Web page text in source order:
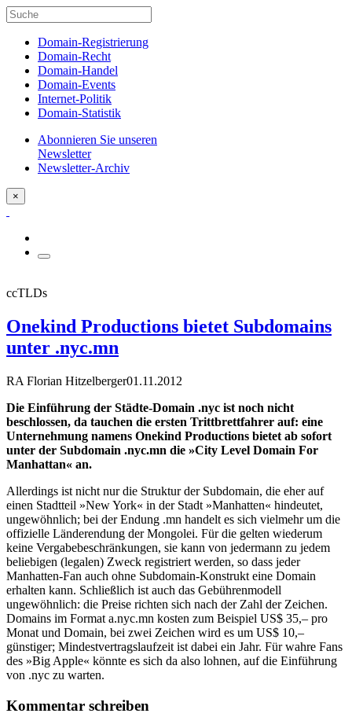
Domain-Registrierung
Domain-Recht
Domain-Handel
Domain-Events
Internet-Politik
Domain-Statistik
Abonnieren Sie unseren
Newsletter
Newsletter-Archiv
×
ccTLDs
Onekind Productions bietet Subdomains
unter .nyc.mn
RA Florian Hitzelberger01.11.2012
Die Einführung der Städte-Domain .nyc ist noch nicht
beschlossen, da tauchen die ersten Trittbrettfahrer auf: eine
Unternehmung namens Onekind Productions bietet ab sofort
unter der Subdomain .nyc.mn die »City Level Domain For
Manhattan« an.
Allerdings ist nicht nur die Struktur der Subdomain, die eher auf
einen Stadtteil »New York« in der Stadt »Manhatten« hindeutet,
ungewöhnlich; bei der Endung .mn handelt es sich vielmehr um die
offizielle Länderendung der Mongolei. Für die gelten wiederum
keine Vergabebeschränkungen, sie kann von jedermann zu jedem
beliebigen (legalen) Zweck registriert werden, so dass jeder
Manhatten-Fan auch ohne Subdomain-Konstrukt eine Domain
erhalten kann. Schließlich ist auch das Gebührenmodell
ungewöhnlich: die Preise richten sich nach der Zahl der Zeichen.
Domains im Format a.nyc.mn kosten zum Beispiel US$ 35,– pro
Monat und Domain, bei zwei Zeichen wird es um US$ 10,–
günstiger; Mindestvertragslaufzeit ist dabei ein Jahr. Für wahre Fans
des »Big Apple« könnte es sich da also lohnen, auf die Einführung
von .nyc zu warten.
Kommentar schreiben